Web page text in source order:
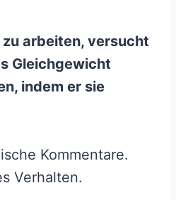
arbeiten, versucht
Gleichgewicht
indem er sie
Kommentare.
Verhalten.